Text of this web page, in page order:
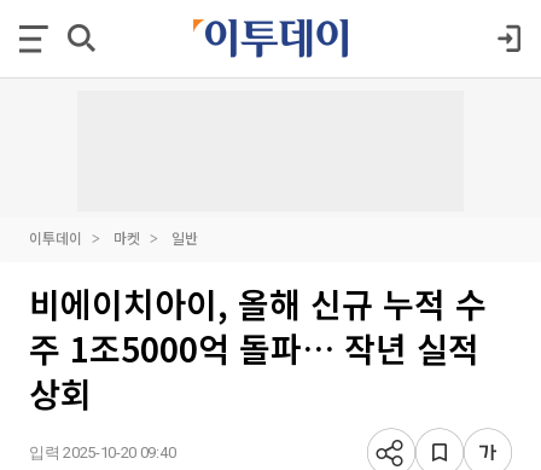
이투데이 마켓 일반
비에이치아이, 올해 신규 누적 수
주 1조5000억 돌파… 작년 실적
상회
입력 2025-10-20 09:40